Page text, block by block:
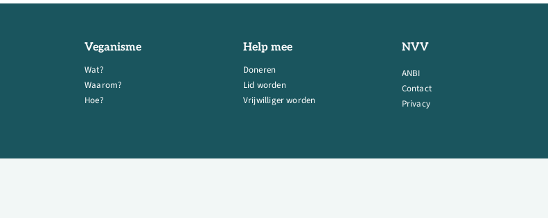
Veganisme
Wat?
Waarom?
Hoe?
Help mee
Doneren
Lid worden
Vrijwilliger worden
NVV
ANBI
Contact
Privacy